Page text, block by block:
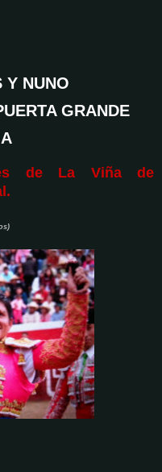
Y NUNO
GRANDE
de La Viña de